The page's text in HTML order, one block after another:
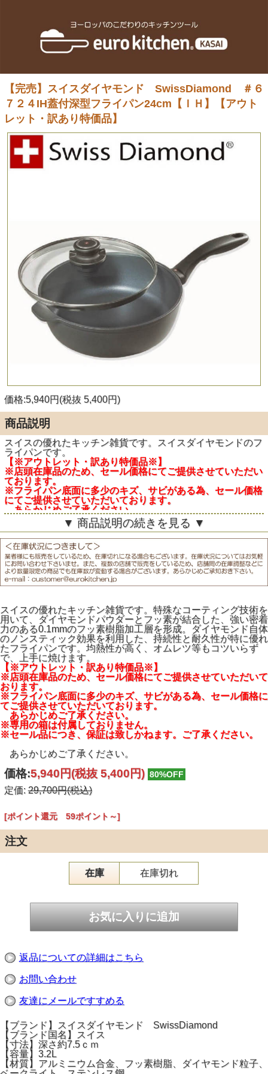
【完売】スイスダイヤモンド SwissDiamond ＃６
７２４IH蓋付深型フライパン24cm【ＩＨ】【アウト
レット・訳あり特価品】
価格:5,940円(税抜 5,400円)
商品説明
スイスの優れたキッチン雑貨です。スイスダイヤモンドのフ
ライパンです。
【※アウトレット・訳あり特価品※】
※店頭在庫品のため、セール価格にてご提供させていただい
ております。
※フライパン底面に多少のキズ、サビがある為、セール価格
にてご提供させていただいております。
あらかじめご了承ください。
※専用の箱は付属しておりません。
※セール品につき、保証は致しかねます。ご了承ください。
あらかじめご了承ください。
▼ 商品説明の続きを見る ▼
スイスの優れたキッチン雑貨です。特殊なコーティング技術を
用いて、ダイヤモンドパウダーとフッ素が結合した、強い密着
力のある0.1mmのフッ素樹脂加工層を形成。ダイヤモンド自体
のノンスティック効果を利用した、持続性と耐久性が特に優れ
たフライパンです。均熱性が高く、オムレツ等もコツいらず
で、上手に焼けます。
【※アウトレット・訳あり特価品※】
※店頭在庫品のため、セール価格にてご提供させていただいて
おります。
※フライパン底面に多少のキズ、サビがある為、セール価格に
てご提供させていただいております。
あらかじめご了承ください。
※専用の箱は付属しておりません。
※セール品につき、保証は致しかねます。ご了承ください。
あらかじめご了承ください。
価格:5,940円(税抜 5,400円) 80%OFF
定価:29,700円(税込)
[ポイント還元 59ポイント～]
注文
在庫 在庫切れ
返品についての詳細はこちら
お問い合わせ
友達にメールですすめる
【ブランド】スイスダイヤモンド SwissDiamond
【ブランド国名】スイス
【寸法】深さ約7.5ｃｍ
【容量】3.2L
【材質】アルミニウム合金、フッ素樹脂、ダイヤモンド粒子、